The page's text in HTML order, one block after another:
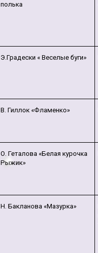
полька
Э.Градески « Веселые буги»
В. Гиллок «Фламенко»
О. Геталова «Белая курочка
Рыжик»
Н. Бакланова «Мазурка»